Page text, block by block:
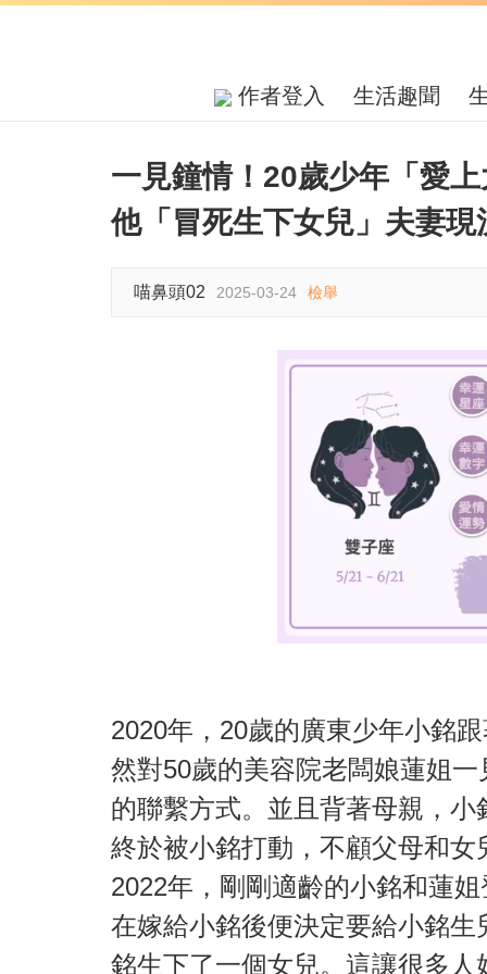
作者登入 生活趣聞
一見鐘情！20歲少年「愛
他「冒死生下女兒」夫妻現
喵鼻頭02 2025-03-24 檢舉
2020年，20歲的廣東少年小銘
然對50歲的美容院老闆娘蓮姐
的聯繫方式。並且背著母親，
終於被小銘打動，不顧父母和
2022年，剛剛適齡的小銘和蓮
在嫁給小銘後便決定要給小銘
銘生下了一個女兒。這讓很多